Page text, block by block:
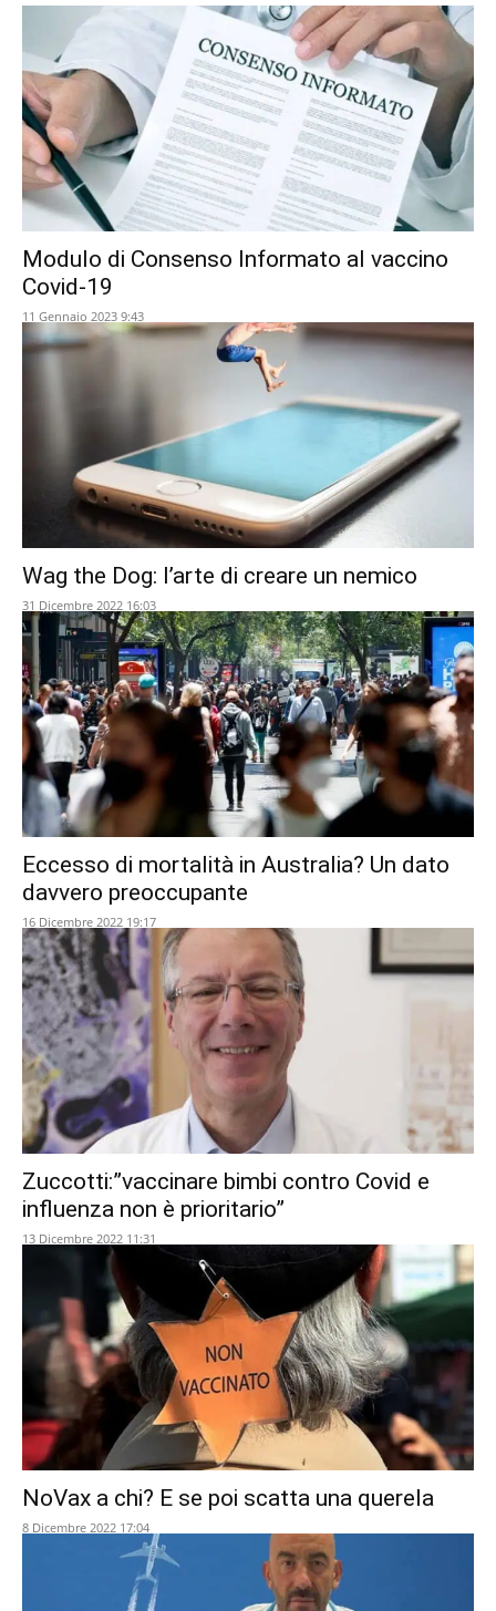
Modulo di Consenso Informato al vaccino
Covid-19
11 Gennaio 2023 9:43
Wag the Dog: l’arte di creare un nemico
31 Dicembre 2022 16:03
Eccesso di mortalità in Australia? Un dato
davvero preoccupante
16 Dicembre 2022 19:17
Zuccotti:”vaccinare bimbi contro Covid e
influenza non è prioritario”
13 Dicembre 2022 11:31
NoVax a chi? E se poi scatta una querela
8 Dicembre 2022 17:04